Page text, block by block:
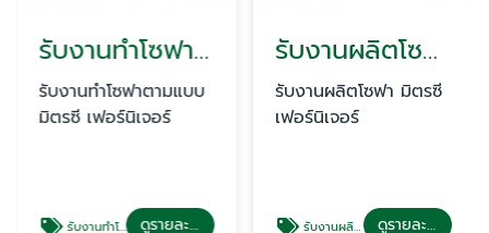
รับงานทำโซฟาตามแบบ
รับงานทำโซฟาตามแบบ
มิตรซี เฟอร์นิเจอร์
รับงานทำโซฟาตามแบบ ดูรายละเอียด
รับงานผลิตโซฟา
รับงานผลิตโซฟา มิตรซี
เฟอร์นิเจอร์
รับงานผลิตโซฟา ดูรายละเอียด